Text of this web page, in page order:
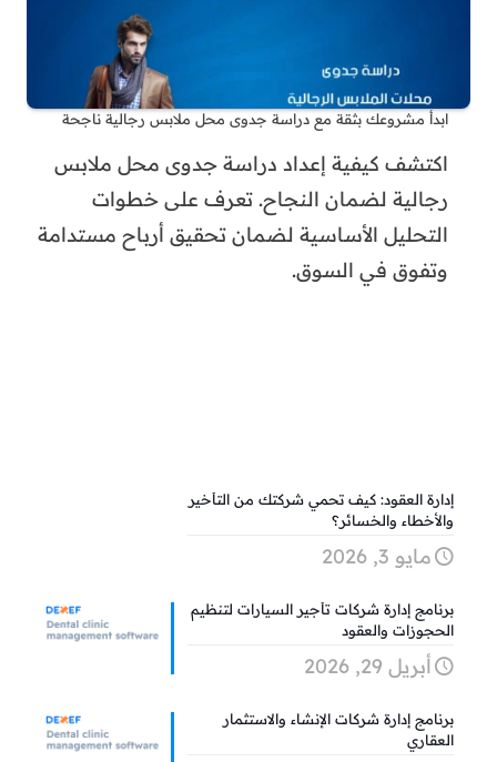
ابدأ مشروعك بثقة مع دراسة جدوى محل ملابس رجالية ناجحة
اكتشف كيفية إعداد دراسة جدوى محل ملابس
رجالية لضمان النجاح. تعرف على خطوات
التحليل الأساسية لضمان تحقيق أرباح مستدامة
وتفوق في السوق.
إدارة العقود: كيف تحمي شركتك من التأخير
والأخطاء والخسائر؟
مايو 3, 2026
برنامج إدارة شركات تأجير السيارات لتنظيم
الحجوزات والعقود
أبريل 29, 2026
برنامج إدارة شركات الإنشاء والاستثمار
العقاري